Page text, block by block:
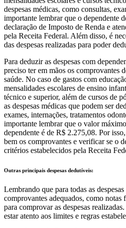
despesas médicas, como consultas,
importante lembrar que o dependente
declaração de Imposto de Renda e
pela Receita Federal. Além disso, é
das despesas realizadas para poder
Para deduzir as despesas com
preciso ter em mãos os comprovantes
saúde. No caso de gastos com
mensalidades escolares de ensino
técnico e superior, além de cursos de
as despesas médicas que podem ser
exames, internações, tratamentos
importante lembrar que o valor
dependente é de R$ 2.275,08. Por
bem os comprovantes e verificar se o
critérios estabelecidos pela Receita
Outras principais despesas dedutíveis:
Lembrando que para todas as
comprovantes adequados, como notas
para comprovar as despesas
estar atento aos limites e regras